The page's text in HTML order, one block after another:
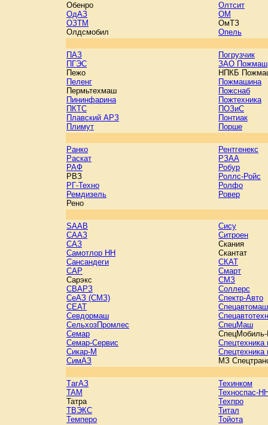
Обенро
ОдАЗ
ОЗТМ
Олдсмобил
Олтсит
OM
ОмТЗ
Опель
ПАЗ
ПГЭС
Пежо
Пеленг
Пермьтехмаш
Пининфарина
ПКТС
Плавский АРЗ
Плимут
Погрузчик
ЗАО Пожмаш
НПКБ
Пожмашина
Пожснаб
Пожтехника
ПОЗиС
Понтиак
Порше
Ранко
Раскат
РАФ
РВЗ
РГ-Техно
Ремдизель
Рено
Рентгенекс
РЗАА
Робур
Роллс-Ройс
Ролфо
Ровер
SAAB
СААЗ
САЗ
Самотлор НН
Сансандеги
САР
Сарэкс
СВАРЗ
СеАЗ (СМЗ)
СEAT
Севдормаш
СельхозПромлес
Семар
Семар-Сервис
Сикар-М
СимАЗ
Сису
Ситроен
Скания
Скантат
СКАТ
Смарт
СМЗ
Соллерс
Спектр-Авто
Спецавтомаш
СпецМаш
Спецтехника
Спецтехника
МЗ
TагAЗ
TAM
Татра
ТВЭКС
Темперо
Техинком
Техноспас-
Техпро
Титал
Тойота